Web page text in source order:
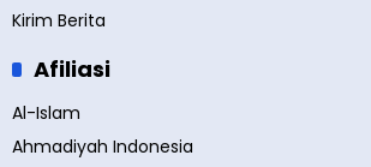
Kirim Berita
Afiliasi
Al-Islam
Ahmadiyah Indonesia